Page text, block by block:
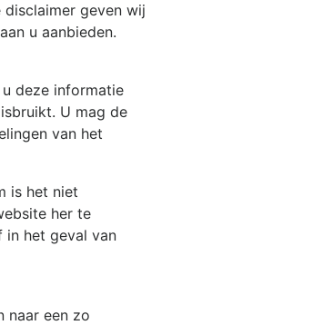
disclaimer geven wij
u aanbieden.
deze informatie
U mag de
van het
is het niet
her te
in het geval van
naar een zo